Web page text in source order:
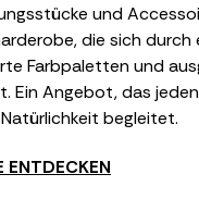
und
die sich durch
Farbpaletten und
Ein Angebot, das
begleitet.
ENTDECKEN